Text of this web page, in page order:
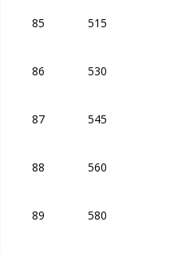
85 515
86 530
87 545
88 560
89 580